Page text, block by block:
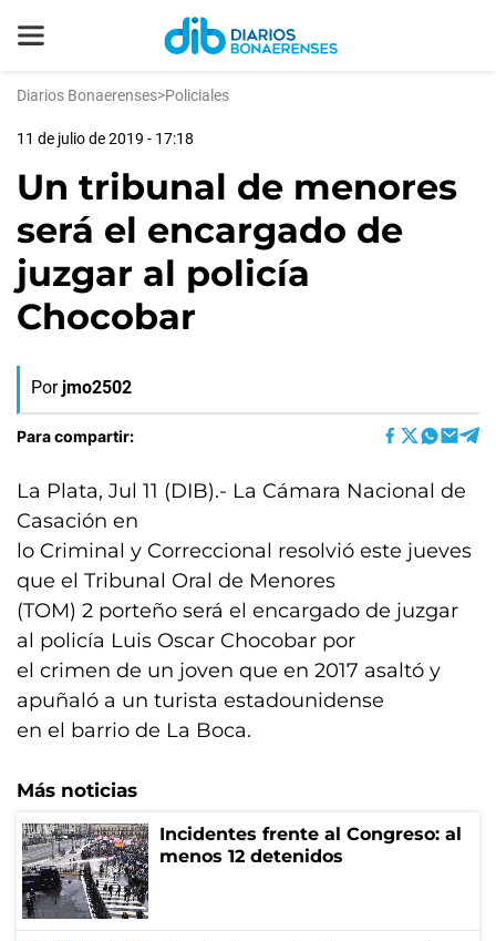
Diarios Bonaerenses>Policiales
11 de julio de 2019 - 17:18
Un tribunal de menores
será el encargado de
juzgar al policía
Chocobar
Por jmo2502
Para compartir:
La Plata, Jul 11 (DIB).- La Cámara Nacional de
Casación en
lo Criminal y Correccional resolvió este jueves
que el Tribunal Oral de Menores
(TOM) 2 porteño será el encargado de juzgar
al policía Luis Oscar Chocobar por
el crimen de un joven que en 2017 asaltó y
apuñaló a un turista estadounidense
en el barrio de La Boca.
Más noticias
Incidentes frente al Congreso: al
menos 12 detenidos